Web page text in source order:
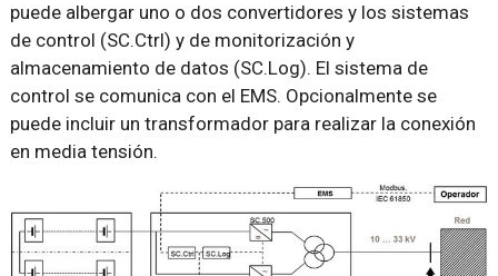
puede albergar uno o dos convertidores y los sistemas
de control (SC.Ctrl) y de monitorización y
almacenamiento de datos (SC.Log). El sistema de
control se comunica con el EMS. Opcionalmente se
puede incluir un transformador para realizar la conexión
en media tensión.